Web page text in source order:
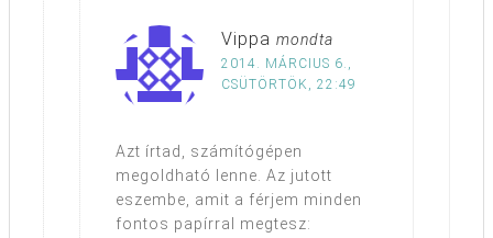
Vippa mondta
2014. MÁRCIUS 6.,
CSÜTÖRTÖK, 22:49
Azt írtad, számítógépen
megoldható lenne. Az jutott
eszembe, amit a férjem minden
fontos papírral megtesz: